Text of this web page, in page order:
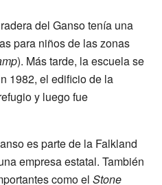
del Ganso tenía una
para niños de las zonas
). Más tarde, la escuela se
1982, el edificio de la
y luego fue
es parte de la Falkland
empresa estatal. También
como el Stone